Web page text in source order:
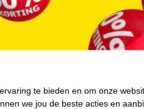
te bieden en om onze
we jou de beste acties en